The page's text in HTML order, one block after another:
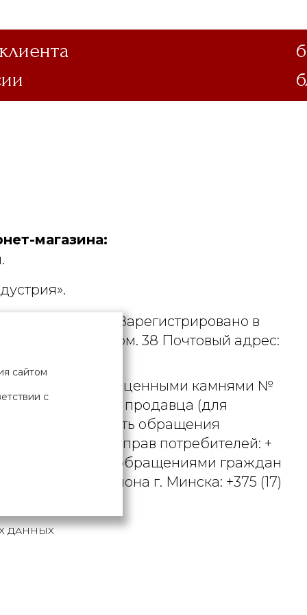
магазина:
190729471. Зарегистрировано в
д. 9А, пом. 38 Почтовый адрес:
и драгоценными камнями №
телефона продавца (для
рассматривать обращения
о защите прав потребителей: +
по работе с обращениями граждан
района г. Минска: +375 (17)
ДАННЫХ
сайтом
с